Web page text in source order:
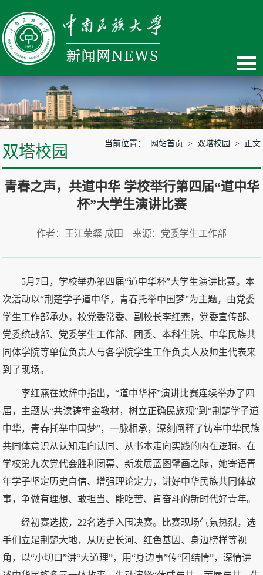
双塔校园 当前位置： 网站首页 > 双塔校园 > 正文
青春之声，共道中华 学校举行第四届“道中华
杯”大学生演讲比赛
作者：王江荣粲 成田 来源：党委学生工作部
5月7日，学校举办第四届“道中华杯”大学生演讲比赛。本
次活动以“荆楚学子道中华，青春托举中国梦”为主题，由党委
学生工作部承办。校党委常委、副校长李红燕，党委宣传部、
党委统战部、党委学生工作部、团委、本科生院、中华民族共
同体学院等单位负责人与各学院学生工作负责人及师生代表来
到了现场。
李红燕在致辞中指出，“道中华杯”演讲比赛连续举办了四
届，主题从“共读铸牢金教材，树立正确民族观”到“荆楚学子道
中华，青春托举中国梦”，一脉相承，深刻阐释了铸牢中华民族
共同体意识从认知走向认同、从书本走向实践的内在逻辑。在
学校第九次党代会胜利闭幕、新发展蓝图擘画之际，她寄语青
年学子坚定历史自信、增强理论定力，讲好中华民族共同体故
事，争做有理想、敢担当、能吃苦、肯奋斗的新时代好青年。
经初赛选拔，22名选手入围决赛。比赛现场气氛热烈，选
手们立足荆楚大地，从历史长河、红色基因、身边榜样等视
角，以“小切口”讲“大道理”，用“身边事”传“团结情”，深情讲